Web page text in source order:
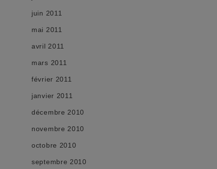
juin 2011
mai 2011
avril 2011
mars 2011
février 2011
janvier 2011
décembre 2010
novembre 2010
octobre 2010
septembre 2010